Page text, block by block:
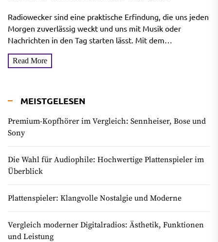
Radiowecker sind eine praktische Erfindung, die uns jeden
Morgen zuverlässig weckt und uns mit Musik oder
Nachrichten in den Tag starten lässt. Mit dem
Aufkommen...
Read More
MEISTGELESEN
Premium-Kopfhörer im Vergleich: Sennheiser, Bose und
Sony
Die Wahl für Audiophile: Hochwertige Plattenspieler im
Überblick
Plattenspieler: Klangvolle Nostalgie und Moderne
Vergleich moderner Digitalradios: Ästhetik, Funktionen
und Leistung